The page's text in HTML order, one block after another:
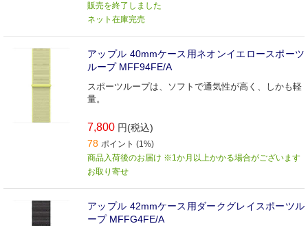
販売を終了しました
ネット在庫完売
アップル 40mmケース用ネオンイエロースポーツ
ループ MFF94FE/A
スポーツループは、ソフトで通気性が高く、しかも軽
量。
7,800 円(税込)
78 ポイント (1%)
商品入荷後のお届け ※1か月以上かかる場合がございます
お取り寄せ
アップル 42mmケース用ダークグレイスポーツル
ープ MFFG4FE/A